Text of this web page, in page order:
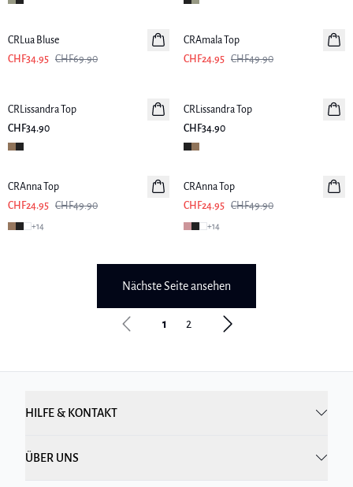
-50%
CRLua Bluse
CHF34.95 CHF69.90
-50%
CRAmala Top
CHF24.95 CHF49.90
CRLissandra Top
CHF34.90
CRLissandra Top
CHF34.90
-50%
CRAnna Top
CHF24.95 CHF49.90
+14
-50%
CRAnna Top
CHF24.95 CHF49.90
+14
Nächste Seite ansehen
1 2
HILFE & KONTAKT
ÜBER UNS